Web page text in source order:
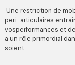
Une restriction de
peri-articulaires
vosperformances et
a un rôle primordial
soient.